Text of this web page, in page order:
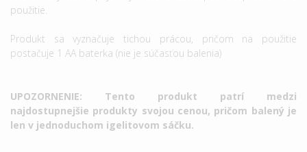
použitie.
Produkt sa vyznačuje tichou prácou, pričom na použitie
postačuje 1 AA baterka (nie je súčasťou balenia)
UPOZORNENIE: Tento produkt patrí medzi
najdostupnejšie produkty svojou cenou, pričom balený je
len v jednoduchom igelitovom sáčku.